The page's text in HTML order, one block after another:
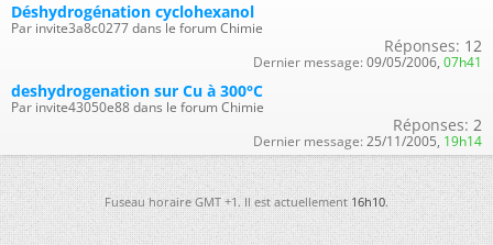
Déshydrogénation cyclohexanol
Par invite3a8c0277 dans le forum Chimie
Réponses: 12
Dernier message: 09/05/2006, 07h41
deshydrogenation sur Cu à 300°C
Par invite43050e88 dans le forum Chimie
Réponses: 2
Dernier message: 25/11/2005, 19h14
Fuseau horaire GMT +1. Il est actuellement16h10.